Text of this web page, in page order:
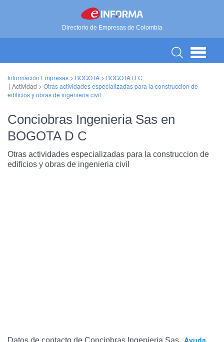
Directorio de Empresas de Colombia
Información Empresas > BOGOTA > BOGOTA D C
| Actividad > Otras actividades especializadas para la construccion de
edificios y obras de ingenieria civil
Conciobras Ingenieria Sas en
BOGOTA D C
Otras actividades especializadas para la construccion de
edificios y obras de ingenieria civil
Datos de contacto de Conciobras Ingenieria Sas Ayuda